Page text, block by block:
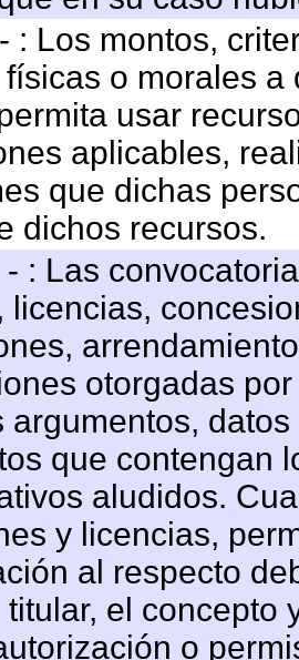
: Los montos,
o morales
usar
aplicables,
que dichas
dichos recursos.
- : Las
licencias,
otorgadas
argumentos,
que contengan
aludidos.
y licencias,
al respecto
el concepto
o